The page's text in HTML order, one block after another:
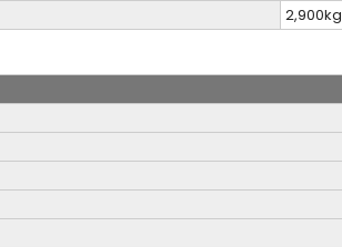
2,900kg